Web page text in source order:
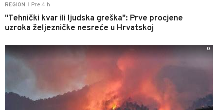
REGION Pre 4 h
"Tehnički kvar ili ljudska greška": Prve procjene
uzroka željezničke nesreće u Hrvatskoj
0